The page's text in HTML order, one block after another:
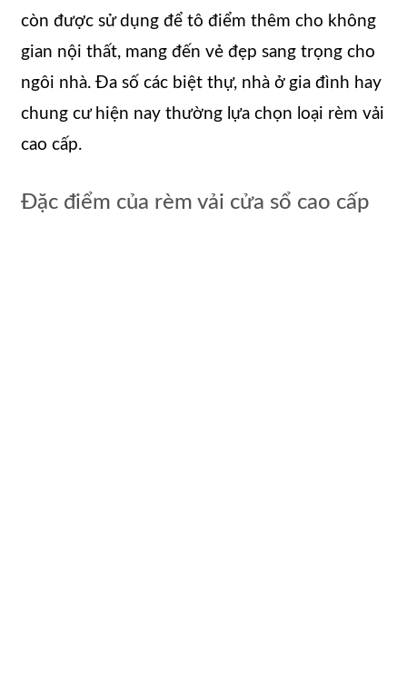
còn được sử dụng để tô điểm thêm cho không
gian nội thất, mang đến vẻ đẹp sang trọng cho
ngôi nhà. Đa số các biệt thự, nhà ở gia đình hay
chung cư hiện nay thường lựa chọn loại rèm vải
cao cấp.
Đặc điểm của rèm vải cửa sổ cao cấp